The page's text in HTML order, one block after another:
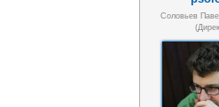
Соловьев